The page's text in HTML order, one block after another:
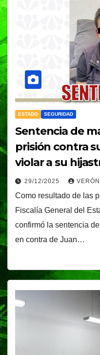
ESTADO SEGURIDAD
Sentencia de
prisión contra
violar a su
29/12/2025
Como resultado de las
Fiscalía General del
confirmó la sentencia
en contra de Juan…